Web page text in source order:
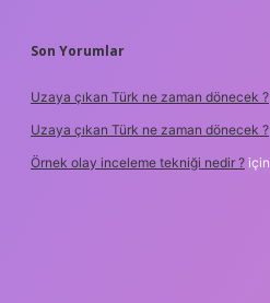
Son Yorumlar
Uzaya çıkan Türk ne zaman dönecek ?
Uzaya çıkan Türk ne zaman dönecek ?
Örnek olay inceleme tekniği nedir ? için